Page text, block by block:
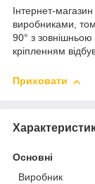
Інтернет-
виробниками,
90° з
кріпленням
Приховати
Основні
Виробник